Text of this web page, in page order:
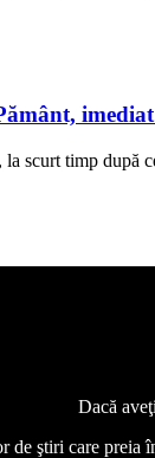
scurt timp după
Dacă
de ştiri care